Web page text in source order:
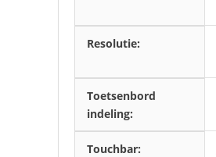
Resolutie:
Toetsenbord
indeling:
Touchbar: